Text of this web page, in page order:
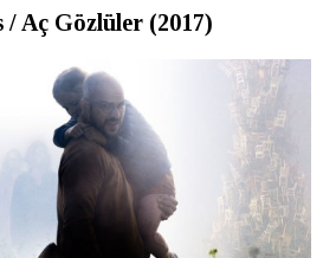
/ Aç Gözlüler (2017)